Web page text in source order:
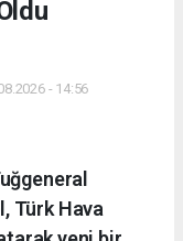
- 14:56
Türk Hava